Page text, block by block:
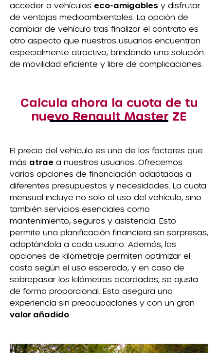
acceder a vehículos eco-amigables y disfrutar
de ventajas medioambientales. La opción de
cambiar de vehículo tras finalizar el contrato es
otro aspecto que nuestros usuarios encuentran
especialmente atractivo, brindando una solución
de movilidad eficiente y libre de complicaciones.
Calcula ahora la cuota de tu
nuevo Renault Master ZE
El precio del vehículo es uno de los factores que
más atrae a nuestros usuarios. Ofrecemos
varias opciones de financiación adaptadas a
diferentes presupuestos y necesidades. La cuota
mensual incluye no solo el uso del vehículo, sino
también servicios esenciales como
mantenimiento, seguros y asistencia. Esto
permite una planificación financiera sin sorpresas,
adaptándola a cada usuario. Además, las
opciones de kilometraje permiten optimizar el
costo según el uso esperado, y en caso de
sobrepasar los kilómetros acordados, se ajusta
de forma proporcional. Esto asegura una
experiencia sin preocupaciones y con un gran
valor añadido